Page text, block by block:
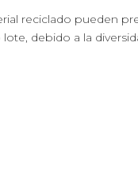
reciclado pueden
debido a la